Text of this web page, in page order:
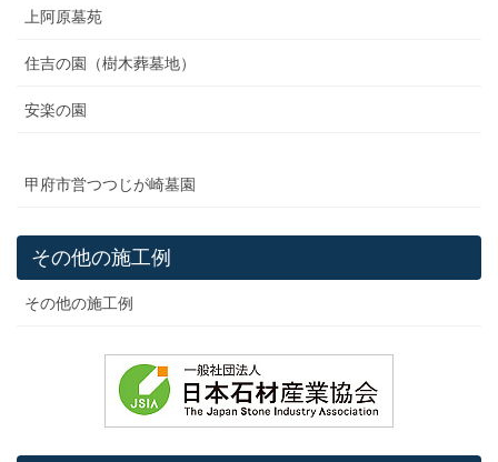
上阿原墓苑
住吉の園（樹木葬墓地）
安楽の園
甲府市営つつじが崎墓園
その他の施工例
その他の施工例